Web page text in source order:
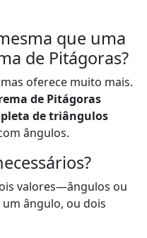
que uma
de Pitágoras?
oferece muito mais.
de Pitágoras
de triângulos
ângulos.
valores—ângulos ou
ângulo, ou dois